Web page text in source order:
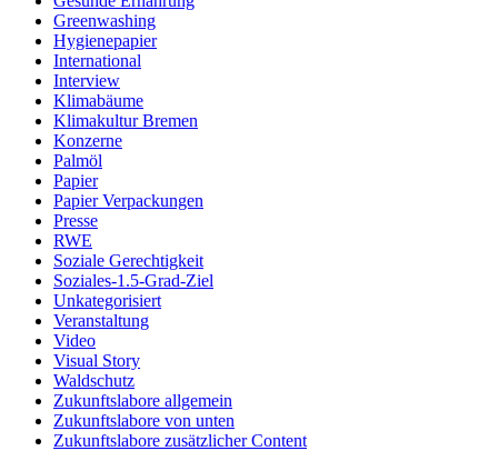
Greenwashing
Hygienepapier
International
Interview
Klimabäume
Klimakultur Bremen
Konzerne
Palmöl
Papier
Papier Verpackungen
Presse
RWE
Soziale Gerechtigkeit
Soziales-1.5-Grad-Ziel
Unkategorisiert
Veranstaltung
Video
Visual Story
Waldschutz
Zukunftslabore allgemein
Zukunftslabore von unten
Zukunftslabore zusätzlicher Content